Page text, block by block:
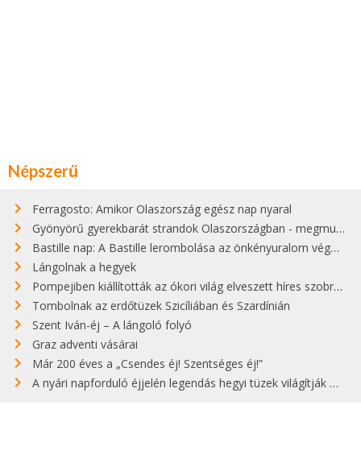
Népszerű
Ferragosto: Amikor Olaszország egész nap nyaral
Gyönyörű gyerekbarát strandok Olaszországban - megmutatjuk a 15 legjobbat
Bastille nap: A Bastille lerombolása az önkényuralom végét jelentette
Lángolnak a hegyek
Pompejiben kiállították az ókori világ elveszett híres szobrának másolatát
Tombolnak az erdőtüzek Szicíliában és Szardínián
Szent Iván-éj – A lángoló folyó
Graz adventi vásárai
Már 200 éves a „Csendes éj! Szentséges éj!”
A nyári napforduló éjjelén legendás hegyi tüzek világítják meg Zugspitzét